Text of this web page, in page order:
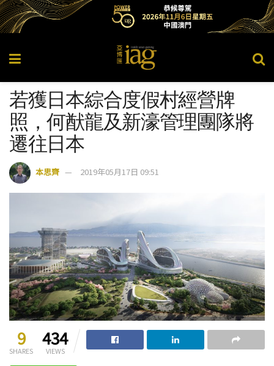
若獲日本綜合度假村經營牌
照，何猷龍及新濠管理團隊將
遷往日本
本思齊 2019年05月17日 09:51
9
SHARES
434
VIEWS